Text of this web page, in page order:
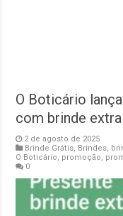
O Boticário
com brinde
2 de agosto de 2025
Brinde Grátis, Brindes,
O Boticário, promoção,
0